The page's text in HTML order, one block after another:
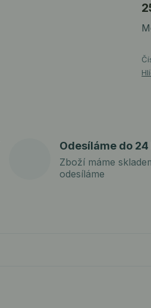
Odesíláme do 24
Zboží máme
odesíláme